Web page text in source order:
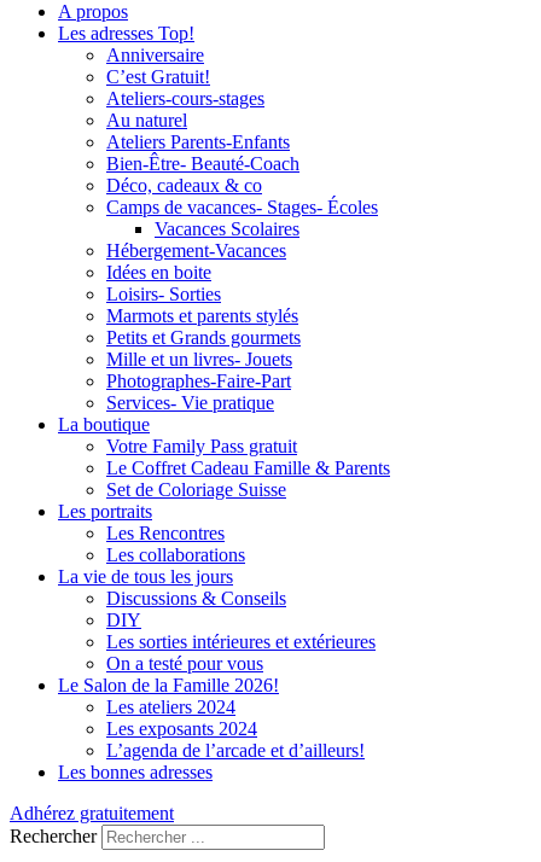
A propos
Les adresses Top!
Anniversaire
C’est Gratuit!
Ateliers-cours-stages
Au naturel
Ateliers Parents-Enfants
Bien-Être- Beauté-Coach
Déco, cadeaux & co
Camps de vacances- Stages- Écoles
Vacances Scolaires
Hébergement-Vacances
Idées en boite
Loisirs- Sorties
Marmots et parents stylés
Petits et Grands gourmets
Mille et un livres- Jouets
Photographes-Faire-Part
Services- Vie pratique
La boutique
Votre Family Pass gratuit
Le Coffret Cadeau Famille & Parents
Set de Coloriage Suisse
Les portraits
Les Rencontres
Les collaborations
La vie de tous les jours
Discussions & Conseils
DIY
Les sorties intérieures et extérieures
On a testé pour vous
Le Salon de la Famille 2026!
Les ateliers 2024
Les exposants 2024
L’agenda de l’arcade et d’ailleurs!
Les bonnes adresses
Adhérez gratuitement
Rechercher